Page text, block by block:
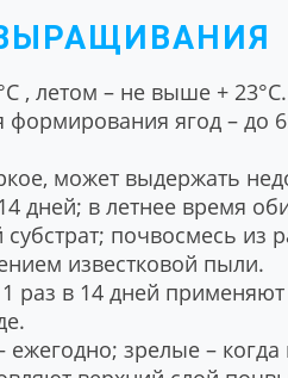
, летом – не выше + 23°C.
формирования ягод – до
может выдержать
дней; в летнее время
почвосмесь из
известковой пыли.
раз в 14 дней
зрелые –